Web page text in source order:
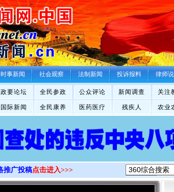
>
时事新闻 社会观察 法制新闻 投诉报料 律师
政要论坛 全民参政 公众评论 新闻调查 关注
国际新闻 全民康养 医药医疗 残疾人 农业
推广投稿点击进入>>>